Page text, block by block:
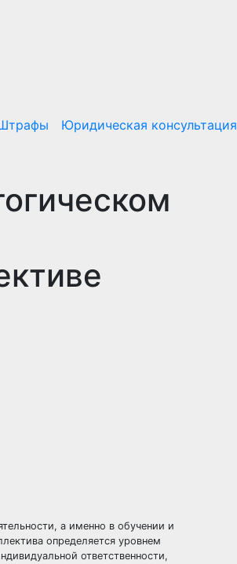
Юридическая консультация
а именно в обучении и
определяется уровнем
ответственности,